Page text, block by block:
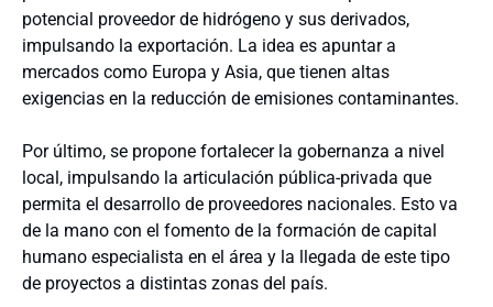
potencial proveedor de hidrógeno y sus derivados,
impulsando la exportación. La idea es apuntar a
mercados como Europa y Asia, que tienen altas
exigencias en la reducción de emisiones contaminantes.
Por último, se propone fortalecer la gobernanza a nivel
local, impulsando la articulación pública-privada que
permita el desarrollo de proveedores nacionales. Esto va
de la mano con el fomento de la formación de capital
humano especialista en el área y la llegada de este tipo
de proyectos a distintas zonas del país.